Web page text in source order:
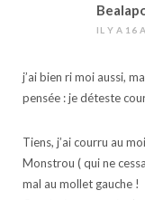
IL Y A 16
j’ai bien ri moi aussi,
pensée : je déteste
Tiens, j’ai courru au
Monstrou ( qui ne
mal au mollet gauche !